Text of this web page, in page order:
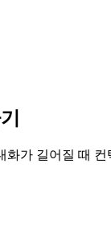
가 길어질 때